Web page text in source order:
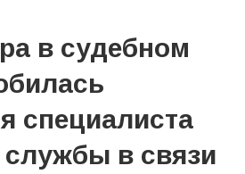
в судебном
специалиста
службы в связи